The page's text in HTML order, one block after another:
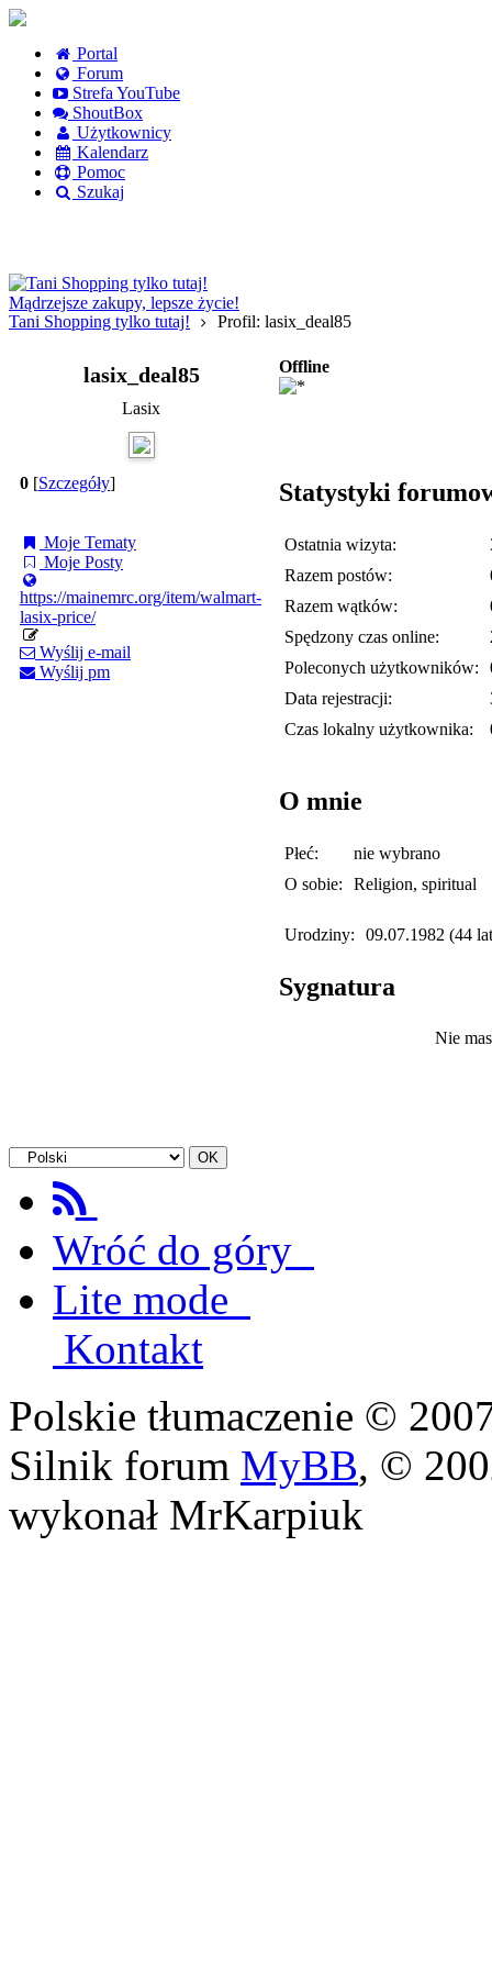
Portal
Forum
Strefa YouTube
ShoutBox
Użytkownicy
Kalendarz
Pomoc
Szukaj
Mądrzejsze zakupy, lepsze życie!
Tani Shopping tylko tutaj!
Profil: lasix_deal85
lasix_deal85
Lasix
0 [Szczegóły]
Moje Tematy
Moje Posty
https://mainemrc.org/item/walmart-
lasix-price/
Wyślij e-mail
Wyślij pm
Offline
Statystyki
Ostatnia wizyta:
Razem postów:
Razem wątków:
Spędzony czas online:
Poleconych użytkowników:
Data rejestracji:
Czas lokalny użytkownika:
O mnie
Płeć:
nie wybrano
O sobie:
Religion, spiritual
Urodziny: 09.07.1982 (44
Sygnatura
Nie
Wróć do góry
Lite mode
Kontakt
Polskie tłumaczenie ©
Silnik forum MyBB, ©
wykonał MrKarpiuk